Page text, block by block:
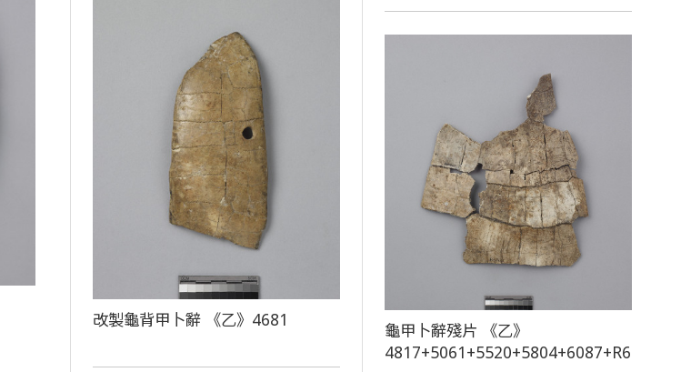
改製龜背甲卜辭 《乙》4681
龜甲卜辭殘片 《乙》
4817+5061+5520+5804+6087+R60751